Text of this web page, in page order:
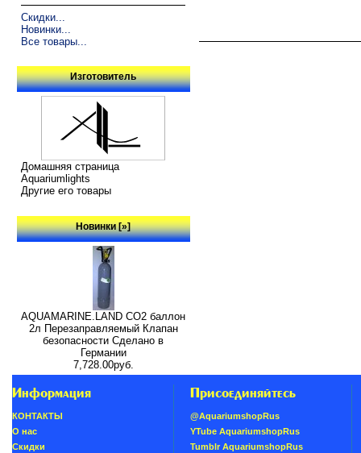
Скидки...
Новинки...
Все товары...
Изготовитель
Домашняя страница
Aquariumlights
Другие его товары
Новинки [»]
AQUAMARINE.LAND CO2 баллон
2л Перезаправляемый Клапан
безопасности Сделано в
Германии
7,728.00руб.
Информация
КОНТАКТЫ
О нас
Скидки
Присоединяйтесь
@AquariumshopRus
YTube AquariumshopRus
Tumblr AquariumshopRus